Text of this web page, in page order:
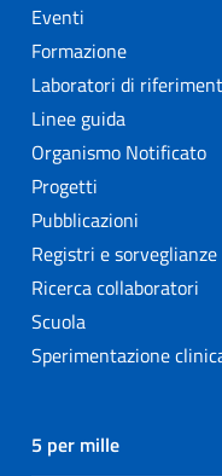
Eventi
Formazione
Laboratori di
Linee guida
Organismo Notificato
Progetti
Pubblicazioni
Registri e sorveglianze
Ricerca collaboratori
Scuola
Sperimentazione
5 per mille